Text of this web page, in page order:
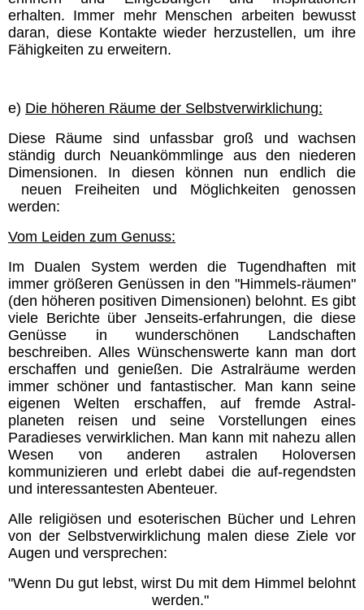
erhalten. Immer mehr Menschen arbeiten bewusst
daran, diese Kontakte wieder herzustellen, um ihre
Fähigkeiten zu erweitern.
e) Die höheren Räume der Selbstverwirklichung:
Diese Räume sind unfassbar groß und wachsen
ständig durch Neuankömmlinge aus den niederen
Dimensionen. In diesen können nun endlich die
neuen Freiheiten und Möglichkeiten genossen
werden:
Vom Leiden zum Genuss:
Im Dualen System werden die Tugendhaften mit
immer größeren Genüssen in den "Himmels-räumen"
(den höheren positiven Dimensionen) belohnt. Es gibt
viele Berichte über Jenseits-erfahrungen, die diese
Genüsse in wunderschönen Landschaften
beschreiben. Alles Wünschenswerte kann man dort
erschaffen und genießen. Die Astralräume werden
immer schöner und fantastischer. Man kann seine
eigenen Welten erschaffen, auf fremde Astral-
planeten reisen und seine Vorstellungen eines
Paradieses verwirklichen. Man kann mit nahezu allen
Wesen von anderen astralen Holoversen
kommunizieren und erlebt dabei die auf-regendsten
und interessantesten Abenteuer.
Alle religiösen und esoterischen Bücher und Lehren
von der Selbstverwirklichung malen diese Ziele vor
Augen und versprechen:
"Wenn Du gut lebst, wirst Du mit dem Himmel belohnt
werden."